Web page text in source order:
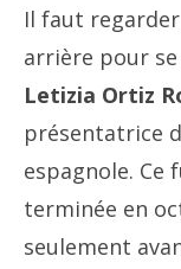
Il faut
arrière pour
Letizia Ortiz
présentatrice
espagnole. Ce
terminée en
seulement